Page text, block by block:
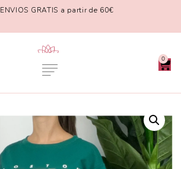
ENVIOS GRATIS a partir de 60€
0